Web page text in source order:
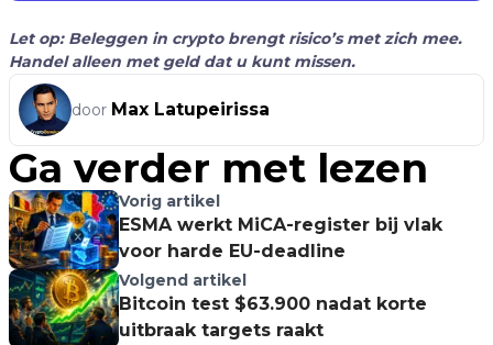
Let op: Beleggen in crypto brengt risico’s met zich mee.
Handel alleen met geld dat u kunt missen.
door Max Latupeirissa
Ga verder met lezen
Vorig artikel
ESMA werkt MiCA-register bij vlak
voor harde EU-deadline
Volgend artikel
Bitcoin test $63.900 nadat korte
uitbraak targets raakt